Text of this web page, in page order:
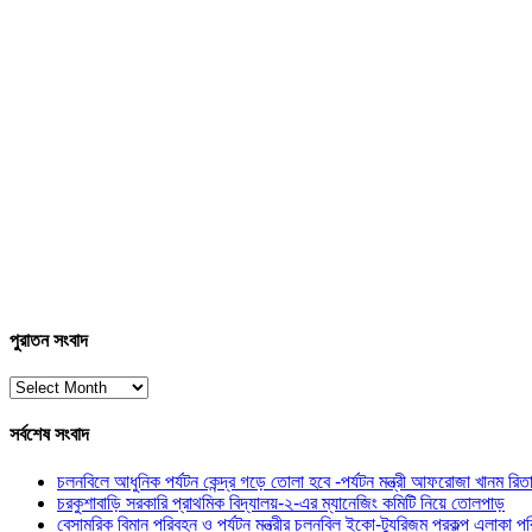
পুরাতন সংবাদ
পুরাতন
সর্বশেষ সংবাদ
চলনবিলে আধুনিক পর্যটন কেন্দ্র গড়ে তোলা হবে -পর্যটন মন্ত্রী আফরোজা খানম রিতা
চরকুশাবাড়ি সরকারি প্রাথমিক বিদ্যালয়-২-এর ম্যানেজিং কমিটি নিয়ে তোলপাড়
বেসামরিক বিমান পরিবহন ও পর্যটন মন্ত্রীর চলনবিল ইকো-ট্যুরিজম প্রকল্প এলাকা